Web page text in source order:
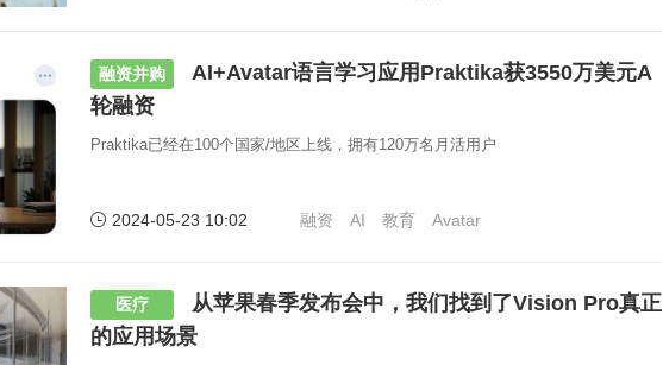
融资并购
AI+Avatar语言学习应用Praktika获3550万美元A
轮融资
Praktika已经在100个国家/地区上线，拥有120万名月活用户
2024-05-23 10:02 融资 AI 教育 Avatar
医疗
从苹果春季发布会中，我们找到了Vision Pro真正
的应用场景